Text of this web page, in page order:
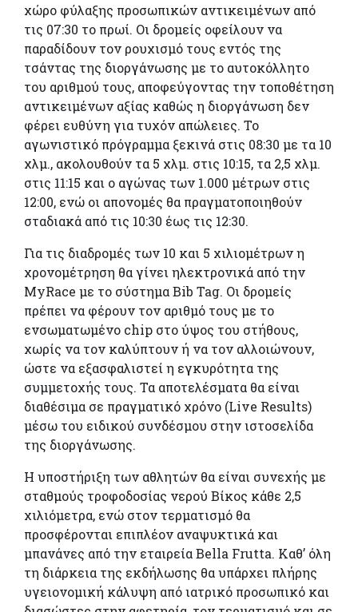
χώρο φύλαξης προσωπικών αντικειμένων από
τις 07:30 το πρωί. Οι δρομείς οφείλουν να
παραδίδουν τον ρουχισμό τους εντός της
τσάντας της διοργάνωσης με το αυτοκόλλητο
του αριθμού τους, αποφεύγοντας την τοποθέτηση
αντικειμένων αξίας καθώς η διοργάνωση δεν
φέρει ευθύνη για τυχόν απώλειες. Το
αγωνιστικό πρόγραμμα ξεκινά στις 08:30 με τα 10
χλμ., ακολουθούν τα 5 χλμ. στις 10:15, τα 2,5 χλμ.
στις 11:15 και ο αγώνας των 1.000 μέτρων στις
12:00, ενώ οι απονομές θα πραγματοποιηθούν
σταδιακά από τις 10:30 έως τις 12:30.
Για τις διαδρομές των 10 και 5 χιλιομέτρων η
χρονομέτρηση θα γίνει ηλεκτρονικά από την
MyRace με το σύστημα Bib Tag. Οι δρομείς
πρέπει να φέρουν τον αριθμό τους με το
ενσωματωμένο chip στο ύψος του στήθους,
χωρίς να τον καλύπτουν ή να τον αλλοιώνουν,
ώστε να εξασφαλιστεί η εγκυρότητα της
συμμετοχής τους. Τα αποτελέσματα θα είναι
διαθέσιμα σε πραγματικό χρόνο (Live Results)
μέσω του ειδικού συνδέσμου στην ιστοσελίδα
της διοργάνωσης.
Η υποστήριξη των αθλητών θα είναι συνεχής με
σταθμούς τροφοδοσίας νερού Βίκος κάθε 2,5
χιλιόμετρα, ενώ στον τερματισμό θα
προσφέρονται επιπλέον αναψυκτικά και
μπανάνες από την εταιρεία Bella Frutta. Καθ’ όλη
τη διάρκεια της εκδήλωσης θα υπάρχει πλήρης
υγειονομική κάλυψη από ιατρικό προσωπικό και